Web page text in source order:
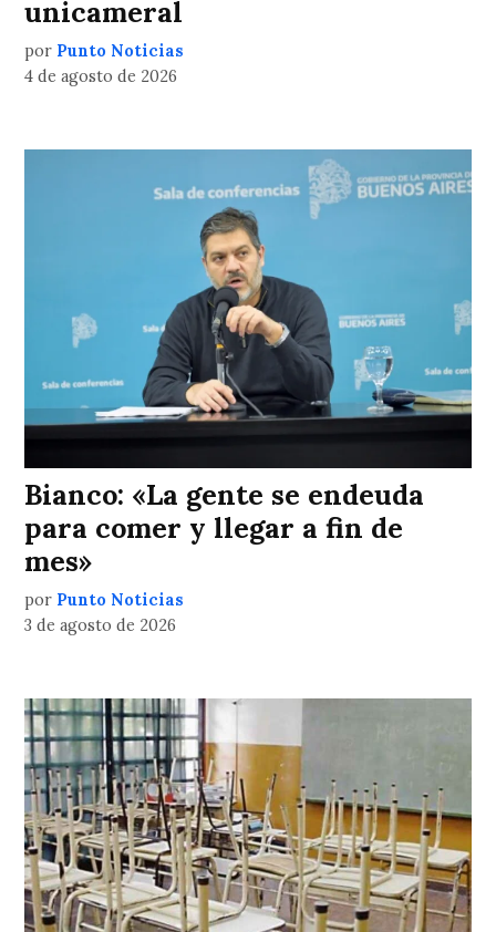
unicameral
por Punto Noticias
4 de agosto de 2026
Bianco: «La gente se endeuda
para comer y llegar a fin de
mes»
por Punto Noticias
3 de agosto de 2026